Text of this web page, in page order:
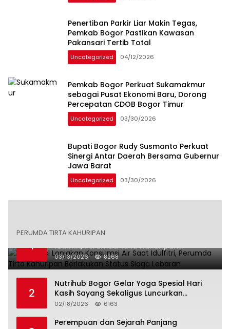
Penertiban Parkir Liar Makin Tegas,
Pemkab Bogor Pastikan Kawasan
Pakansari Tertib Total
Uncategorized 04/12/2026
Pemkab Bogor Perkuat Sukamakmur
sebagai Pusat Ekonomi Baru, Dorong
Percepatan CDOB Bogor Timur
Uncategorized 03/30/2026
Bupati Bogor Rudy Susmanto Perkuat
Sinergi Antar Daerah Bersama Gubernur
Jawa Barat
Uncategorized 03/30/2026
PERUMDA TIRTA KAHURIPAN
1
Antisipasi Lonjakan Konsumsi Air Saat
Idulfitri, Perumda Tirta Kahuripan
Berlakukan Status Siaga Lebaran
03/13/2026 8268
2
Nutrihub Bogor Gelar Yoga Spesial Hari
Kasih Sayang Sekaligus Luncurkan
Tropicana Slim Beras Porang Golden Ube
02/18/2026 6163
Perempuan dan Sejarah Panjang